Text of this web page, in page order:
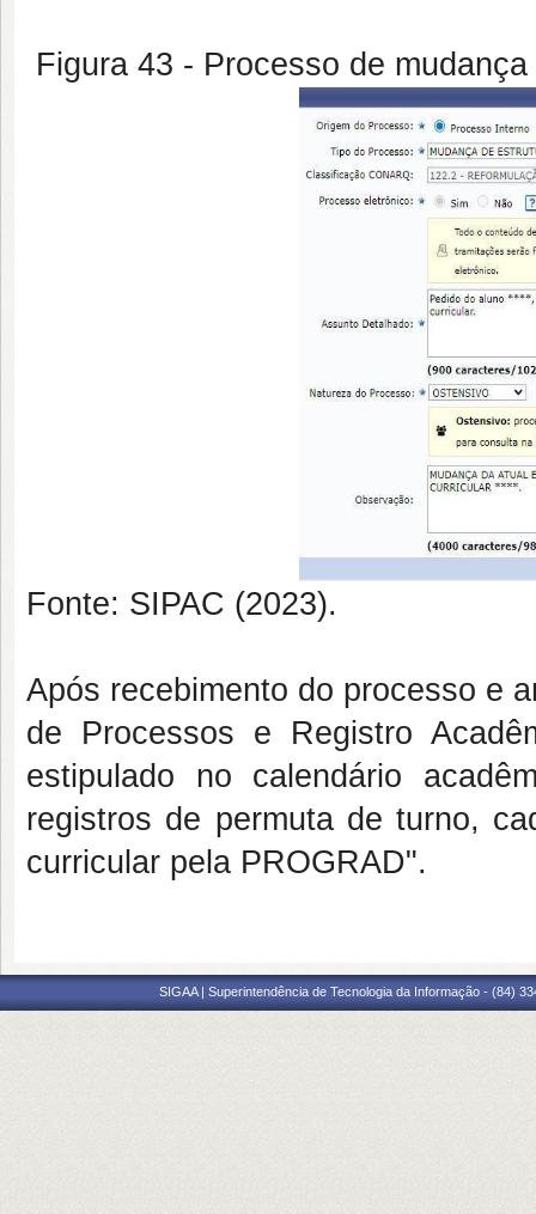
Figura 43 - Processo de
Fonte: SIPAC (2023).
Após recebimento do processo e
de Processos e Registro
estipulado no calendário
registros de permuta de turno,
curricular pela PROGRAD".
SIGAA | Superintendência de Tecnologia da Informação - (84)